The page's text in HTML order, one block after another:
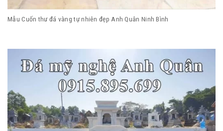
Mẫu Cuốn thư đá vàng tự nhiên đẹp Anh Quân Ninh Bình